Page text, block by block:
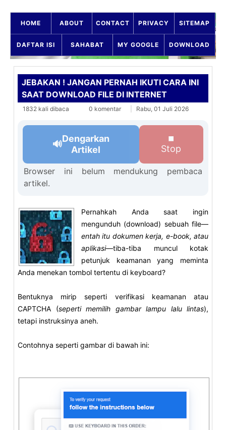
HOME ABOUT CONTACT PRIVACY SITEMAP
DAFTAR ISI SAHABAT MY GOOGLE DOWNLOAD
JEBAKAN ! JANGAN PERNAH IKUTI CARA INI
SAAT DOWNLOAD FILE DI INTERNET
1832 kali dibaca 0 komentar Rabu, 01 Juli 2026
🔊
Dengarkan
Artikel
⏹
Stop
Browser ini belum mendukung pembaca
artikel.
Pernahkah Anda saat ingin
mengunduh (download) sebuah file—
entah itu dokumen kerja, e-book, atau
aplikasi—tiba-tiba muncul kotak
petunjuk keamanan yang meminta
Anda menekan tombol tertentu di keyboard?
Bentuknya mirip seperti verifikasi keamanan atau
CAPTCHA (seperti memilih gambar lampu lalu lintas),
tetapi instruksinya aneh.
Contohnya seperti gambar di bawah ini: